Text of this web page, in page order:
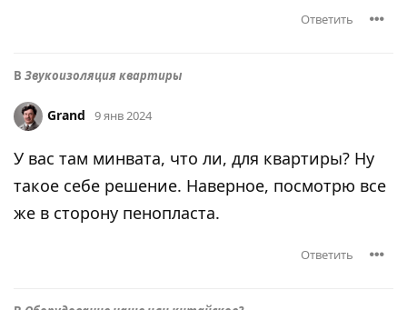
Ответить
В Звукоизоляция квартиры
Grand 9 янв 2024
У вас там минвата, что ли, для квартиры? Ну
такое себе решение. Наверное, посмотрю все
же в сторону пенопласта.
Ответить